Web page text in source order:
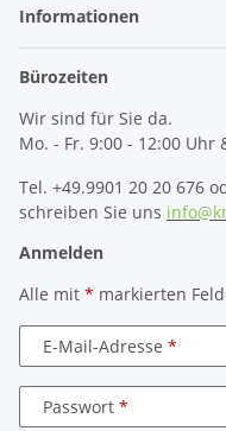
Informationen
Bürozeiten
Wir sind für Sie da.
Mo. - Fr. 9:00 - 12:00 Uhr
Tel. +49.9901 20 20 676
schreiben Sie uns
Anmelden
Alle mit * markierten
E-Mail-Adresse
Passwort